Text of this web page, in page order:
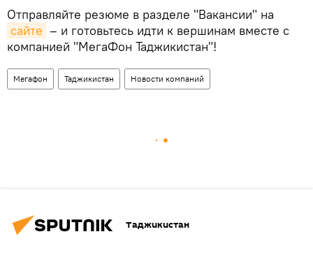
Отправляйте резюме в разделе "Вакансии" на
сайте – и готовьтесь идти к вершинам вместе с
компанией "МегаФон Таджикистан"!
Мегафон Таджикистан Новости компаний
Таджикистан